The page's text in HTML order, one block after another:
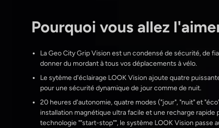
Pourquoi vous allez
La Geo City Grip Vision est un condensé de sécurité, de
donner du mordant à tous vos déplacements à vélo.
Le sytème d'éclairage LOOK Vision ajoute quatre
pour une sécurité dynamique de jour comme de nuit.
20 heures d'autonomie, quatre modes ("jour", "nuit" et
installation magnétique ultra facile et une recharge rapide
technologie ""start-stop"", le système LOOK Vision passe